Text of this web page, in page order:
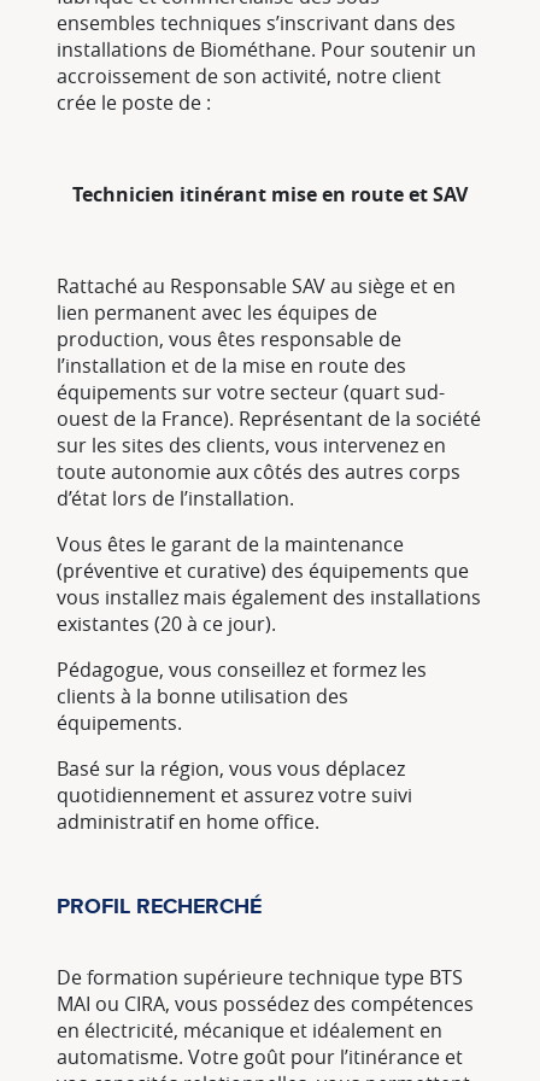
ensembles techniques s’inscrivant dans des
installations de Biométhane. Pour soutenir un
accroissement de son activité, notre client
crée le poste de :
Technicien itinérant mise en route et SAV
Rattaché au Responsable SAV au siège et en
lien permanent avec les équipes de
production, vous êtes responsable de
l’installation et de la mise en route des
équipements sur votre secteur (quart sud-
ouest de la France). Représentant de la société
sur les sites des clients, vous intervenez en
toute autonomie aux côtés des autres corps
d’état lors de l’installation.
Vous êtes le garant de la maintenance
(préventive et curative) des équipements que
vous installez mais également des installations
existantes (20 à ce jour).
Pédagogue, vous conseillez et formez les
clients à la bonne utilisation des
équipements.
Basé sur la région, vous vous déplacez
quotidiennement et assurez votre suivi
administratif en home office.
PROFIL RECHERCHÉ
De formation supérieure technique type BTS
MAI ou CIRA, vous possédez des compétences
en électricité, mécanique et idéalement en
automatisme. Votre goût pour l’itinérance et